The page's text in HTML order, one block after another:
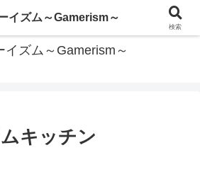
るゲームを遊びつくしたい
イズム～Gamerism～
キッチン
イズム～Gamerism～
検索